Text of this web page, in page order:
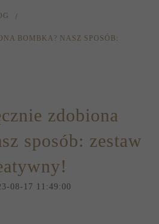
BOMBKA? NASZ SPOSÓB:
zdobiona
sposób: zestaw
08-17 11:49:00